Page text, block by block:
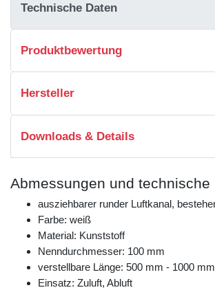
Technische Daten
Produktbewertung
Hersteller
Downloads & Details
Abmessungen und technische
ausziehbarer runder Luftkanal,
Farbe: weiß
Material: Kunststoff
Nenndurchmesser: 100 mm
verstellbare Länge: 500 mm - 1000 mm
Einsatz: Zuluft, Abluft